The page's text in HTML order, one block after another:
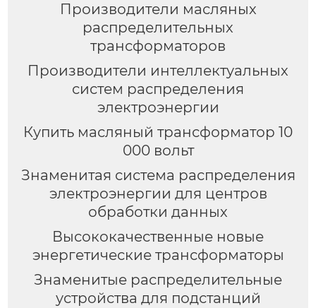
Производители масляных
распределительных
трансформаторов
Производители интеллектуальных
систем распределения
электроэнергии
Купить масляный трансформатор 10
000 вольт
Знаменитая система распределения
электроэнергии для центров
обработки данных
Высококачественные новые
энергетические трансформаторы
Знаменитые распределительные
устройства для подстанций